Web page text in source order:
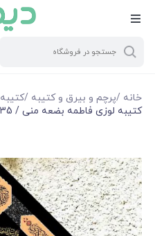
خانه /پرچم و بیرق و کتیبه /کتیبه
کتیبه لوزی فاطمه بضعه منی / 35*35